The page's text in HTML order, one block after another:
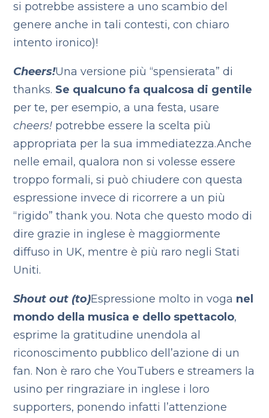
si potrebbe assistere a uno scambio del
genere anche in tali contesti, con chiaro
intento ironico)!
Cheers!Una versione più “spensierata” di
thanks. Se qualcuno fa qualcosa di gentile
per te, per esempio, a una festa, usare
cheers! potrebbe essere la scelta più
appropriata per la sua immediatezza.Anche
nelle email, qualora non si volesse essere
troppo formali, si può chiudere con questa
espressione invece di ricorrere a un più
“rigido” thank you. Nota che questo modo di
dire grazie in inglese è maggiormente
diffuso in UK, mentre è più raro negli Stati
Uniti.
Shout out (to)Espressione molto in voga nel
mondo della musica e dello spettacolo,
esprime la gratitudine unendola al
riconoscimento pubblico dell’azione di un
fan. Non è raro che YouTubers e streamers la
usino per ringraziare in inglese i loro
supporters, ponendo infatti l’attenzione